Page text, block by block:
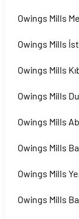
Owings Mills
Owings Mills
Owings Mills
Owings Mills
Owings Mills
Owings Mills
Owings Mills
Owings Mills